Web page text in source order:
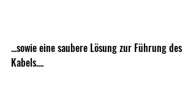
...sowie eine saubere Lösung zur Führung des
Kabels....